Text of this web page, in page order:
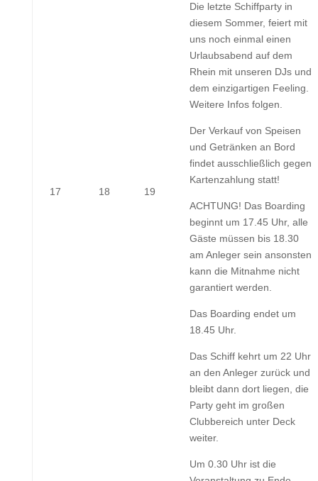
1717.
1818.
1919.
Die letzte Schiffparty in
diesem Sommer, feiert mit
uns noch einmal einen
Urlaubsabend auf dem
Rhein mit unseren DJs und
dem einzigartigen Feeling.
Weitere Infos folgen.
Der Verkauf von Speisen
und Getränken an Bord
findet ausschließlich gegen
Kartenzahlung statt!
ACHTUNG! Das Boarding
beginnt um 17.45 Uhr, alle
Gäste müssen bis 18.30
am Anleger sein ansonsten
kann die Mitnahme nicht
garantiert werden.
Das Boarding endet um
18.45 Uhr.
Das Schiff kehrt um 22 Uhr
an den Anleger zurück und
bleibt dann dort liegen, die
Party geht im großen
Clubbereich unter Deck
weiter.
Um 0.30 Uhr ist die